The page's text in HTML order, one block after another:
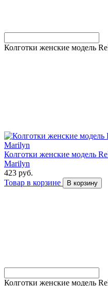
Колготки женские модель
Колготки женские модель
Marilyn
423 руб.
Товар в корзине
В корзину
Колготки женские модель